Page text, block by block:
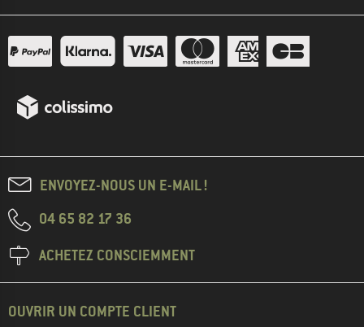
ENVOYEZ-NOUS UN E-MAIL !
04 65 82 17 36
ACHETEZ CONSCIEMMENT
OUVRIR UN COMPTE CLIENT